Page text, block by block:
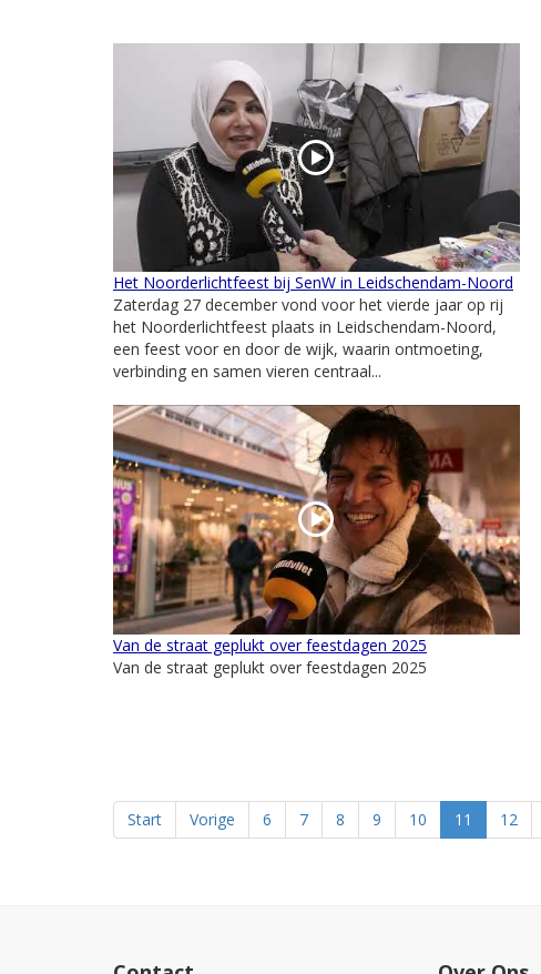
Het Noorderlichtfeest bij SenW in Leidschendam-Noord
Zaterdag 27 december vond voor het vierde jaar op rij
het Noorderlichtfeest plaats in Leidschendam-Noord,
een feest voor en door de wijk, waarin ontmoeting,
verbinding en samen vieren centraal...
Van de straat geplukt over feestdagen 2025
Van de straat geplukt over feestdagen 2025
Start Vorige 6 7 8 9 10 11 12